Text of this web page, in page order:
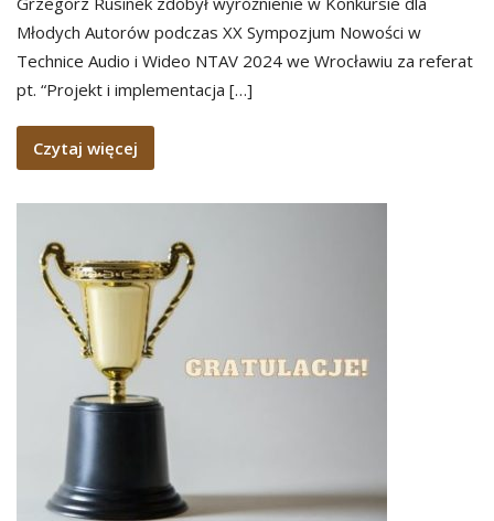
Młodych Autorów podczas XX Sympozjum Nowości w
Technice Audio i Wideo NTAV 2024 we Wrocławiu za referat
pt. “Projekt i implementacja […]
Czytaj więcej